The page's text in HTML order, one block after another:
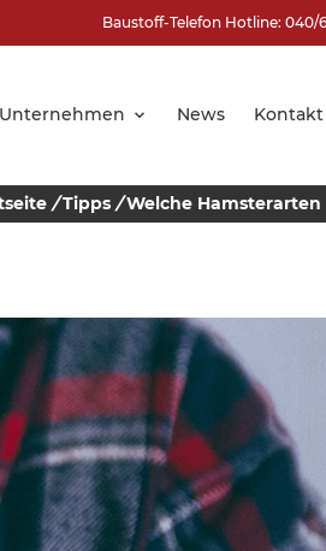
Baustoff-Telefon Hotline: 040/
Unternehmen News Kontakt
/ Tipps / Welche Hamsterarten